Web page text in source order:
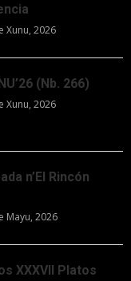
Xunu, 2026
(Nb. 266)
Xunu, 2026
n’El Rincón
Mayu, 2026
XXXVII Platos